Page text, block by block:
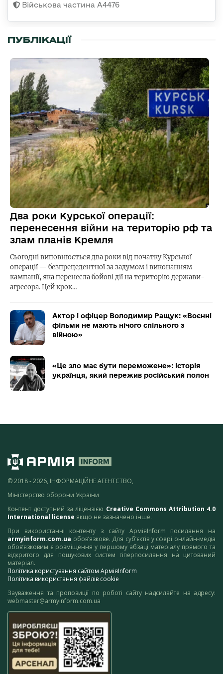
Військова частина А4476
ПУБЛІКАЦІЇ
Два роки Курської операції:
перенесення війни на територію рф та
злам планів Кремля
Сьогодні виповнюється два роки від початку Курської
операції — безпрецедентної за задумом і виконанням
кампанії, яка перенесла бойові дії на територію держави-
агресора. Цей крок…
Актор і офіцер Володимир Ращук: «Воєнні
фільми не мають нічого спільного з
війною»
«Це зло має бути переможене»: історія
українця, який пережив російський полон
© 2018 - 2026, ІНФОРМАЦІЙНЕ АГЕНТСТВО,
Міністерство оборони України
Контент доступний за ліцензією Creative Commons Attribution 4.0
International license якщо не зазначено інше.
При використанні контенту з сайту АрміяInform посилання на
armyinform.com.ua обов’язкове. Для суб’єктів у сфері онлайн-медіа
обов’язковим є розміщення у першому абзаці матеріалу прямого та
відкритого для пошукових систем гіперпосилання на цитований
матеріал.
Політика користування сайтом АрміяInform
Політика використання файлів cookie
Зауваження та пропозиції по роботі сайту надсилайте на адресу:
webmaster@armyinform.com.ua